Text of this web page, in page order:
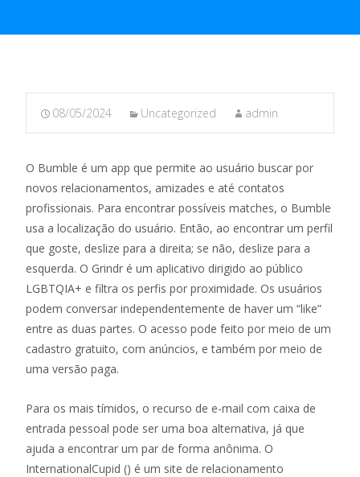
08/05/2024 Uncategorized admin
O Bumble é um app que permite ao usuário buscar por
novos relacionamentos, amizades e até contatos
profissionais. Para encontrar possíveis matches, o Bumble
usa a localização do usuário. Então, ao encontrar um perfil
que goste, deslize para a direita; se não, deslize para a
esquerda. O Grindr é um aplicativo dirigido ao público
LGBTQIA+ e filtra os perfis por proximidade. Os usuários
podem conversar independentemente de haver um “like”
entre as duas partes. O acesso pode feito por meio de um
cadastro gratuito, com anúncios, e também por meio de
uma versão paga.
Para os mais tímidos, o recurso de e-mail com caixa de
entrada pessoal pode ser uma boa alternativa, já que
ajuda a encontrar um par de forma anônima. O
InternationalCupid () é um site de relacionamento